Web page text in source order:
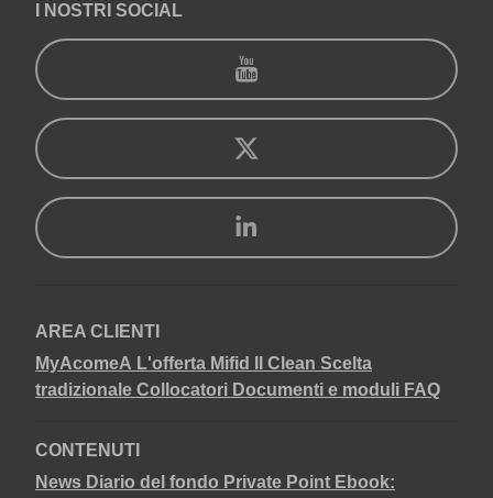
I NOSTRI SOCIAL
AREA CLIENTI
MyAcomeA L'offerta Mifid II Clean Scelta
tradizionale Collocatori Documenti e moduli FAQ
CONTENUTI
News Diario del fondo Private Point Ebook: